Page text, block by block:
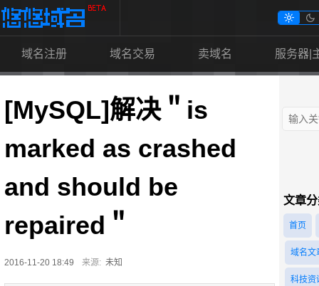
域名注册 域名交易 卖域名 服务器|
 
[MySQL]解决＂is
marked as crashed
and should be
repaired＂
2016-11-20 18:49 来源: 未知
文章
首页
域名文
科技资